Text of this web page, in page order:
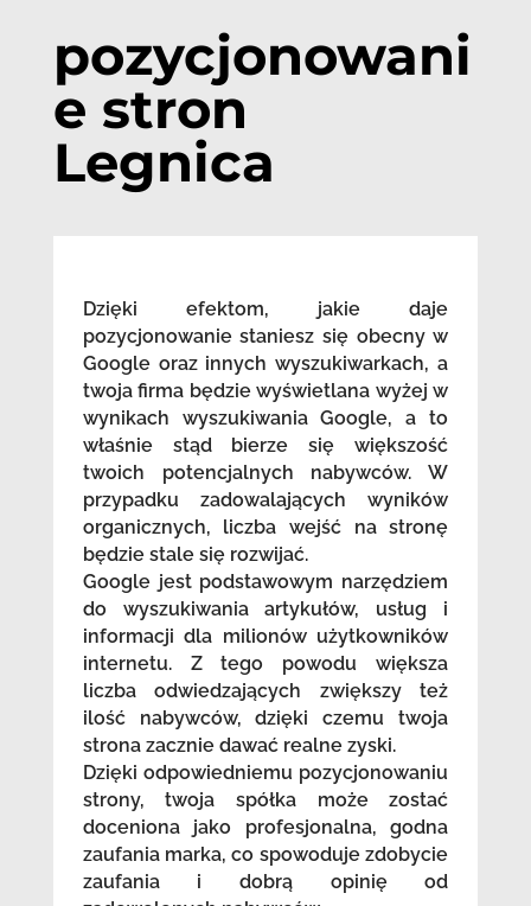
pozycjonowani
e stron
Legnica
Dzięki efektom, jakie daje
pozycjonowanie staniesz się obecny w
Google oraz innych wyszukiwarkach, a
twoja firma będzie wyświetlana wyżej w
wynikach wyszukiwania Google, a to
właśnie stąd bierze się większość
twoich potencjalnych nabywców. W
przypadku zadowalających wyników
organicznych, liczba wejść na stronę
będzie stale się rozwijać.
Google jest podstawowym narzędziem
do wyszukiwania artykułów, usług i
informacji dla milionów użytkowników
internetu. Z tego powodu większa
liczba odwiedzających zwiększy też
ilość nabywców, dzięki czemu twoja
strona zacznie dawać realne zyski.
Dzięki odpowiedniemu pozycjonowaniu
strony, twoja spółka może zostać
doceniona jako profesjonalna, godna
zaufania marka, co spowoduje zdobycie
zaufania i dobrą opinię od